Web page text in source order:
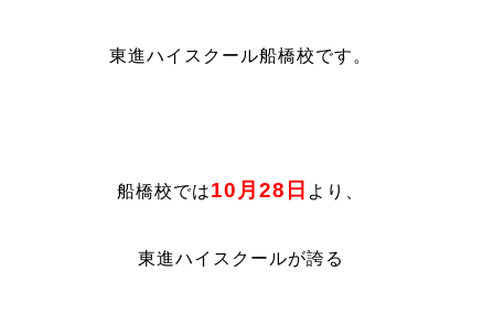
東進ハイスクール船橋校です。
船橋校では10月28日 より、
東進ハイスクールが誇る